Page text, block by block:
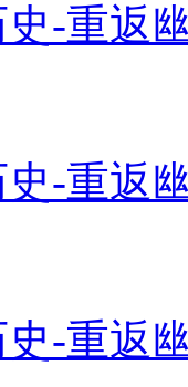
史-重返
史-重返
史-重返